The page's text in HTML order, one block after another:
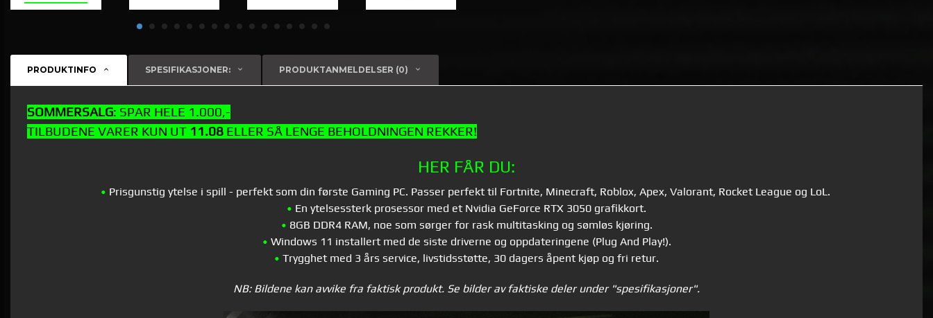
PRODUKTINFO SPESIFIKASJONER: PRODUKTANMELDELSER (0)
SOMMERSALG: SPAR HELE 1.000,-
TILBUDENE VARER KUN UT 11.08 ELLER SÅ LENGE BEHOLDNINGEN REKKER!
HER FÅR DU:
• Prisgunstig ytelse i spill - perfekt som din første Gaming PC. Passer perfekt til Fortnite, Minecraft, Roblox, Apex, Valorant, Rocket League og LoL.
• En ytelsessterk prosessor med et Nvidia GeForce RTX 3050 grafikkort.
• 8GB DDR4 RAM, noe som sørger for rask multitasking og sømløs kjøring.
• Windows 11 installert med de siste driverne og oppdateringene (Plug And Play!).
• Trygghet med 3 års service, livstidsstøtte, 30 dagers åpent kjøp og fri retur.
NB: Bildene kan avvike fra faktisk produkt. Se bilder av faktiske deler under "spesifikasjoner".